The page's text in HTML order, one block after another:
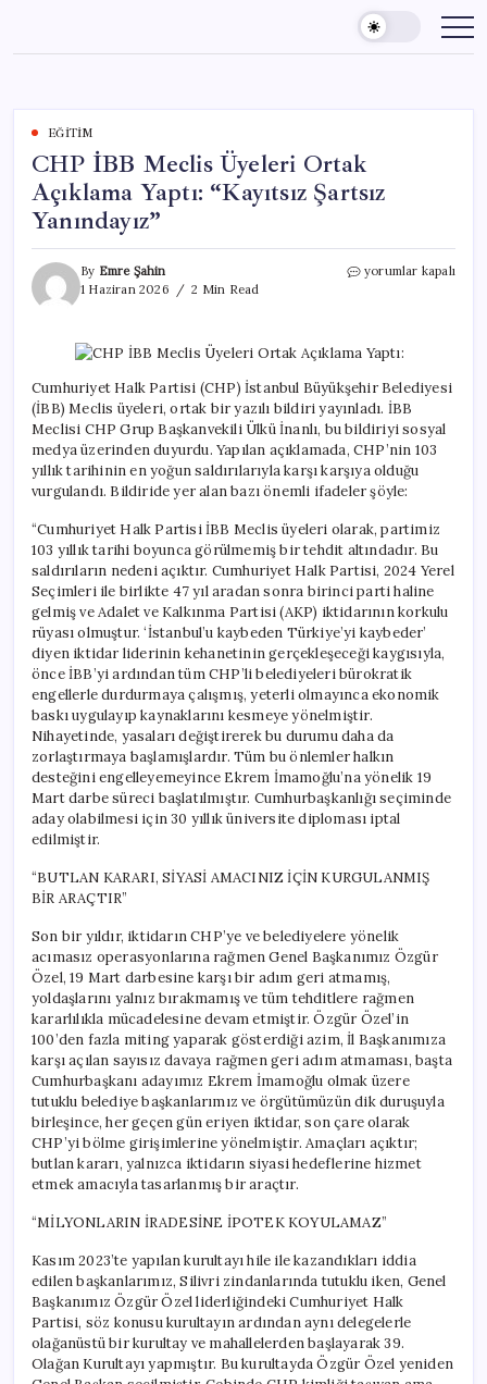
content
EĞITIM
CHP İBB Meclis Üyeleri Ortak
Açıklama Yaptı: “Kayıtsız Şartsız
Yanındayız”
By Emre Şahin
1 Haziran 2026
2 Min Read
CHP
Açıklama
Yaptı:
“Kayıtsız
Şartsız
Yanındayız”
için
yorumlar kapalı
Cumhuriyet Halk Partisi (CHP) İstanbul Büyükşehir Belediyesi
(İBB) Meclis üyeleri, ortak bir yazılı bildiri yayınladı. İBB
Meclisi CHP Grup Başkanvekili Ülkü İnanlı, bu bildiriyi sosyal
medya üzerinden duyurdu. Yapılan açıklamada, CHP’nin 103
yıllık tarihinin en yoğun saldırılarıyla karşı karşıya olduğu
vurgulandı. Bildiride yer alan bazı önemli ifadeler şöyle:
“Cumhuriyet Halk Partisi İBB Meclis üyeleri olarak, partimiz
103 yıllık tarihi boyunca görülmemiş bir tehdit altındadır. Bu
saldırıların nedeni açıktır. Cumhuriyet Halk Partisi, 2024 Yerel
Seçimleri ile birlikte 47 yıl aradan sonra birinci parti haline
gelmiş ve Adalet ve Kalkınma Partisi (AKP) iktidarının korkulu
rüyası olmuştur. ‘İstanbul’u kaybeden Türkiye’yi kaybeder’
diyen iktidar liderinin kehanetinin gerçekleşeceği kaygısıyla,
önce İBB’yi ardından tüm CHP’li belediyeleri bürokratik
engellerle durdurmaya çalışmış, yeterli olmayınca ekonomik
baskı uygulayıp kaynaklarını kesmeye yönelmiştir.
Nihayetinde, yasaları değiştirerek bu durumu daha da
zorlaştırmaya başlamışlardır. Tüm bu önlemler halkın
desteğini engelleyemeyince Ekrem İmamoğlu’na yönelik 19
Mart darbe süreci başlatılmıştır. Cumhurbaşkanlığı seçiminde
aday olabilmesi için 30 yıllık üniversite diploması iptal
edilmiştir.
“BUTLAN KARARI, SİYASİ AMACINIZ İÇİN KURGULANMIŞ
BİR ARAÇTIR”
Son bir yıldır, iktidarın CHP’ye ve belediyelere yönelik
acımasız operasyonlarına rağmen Genel Başkanımız Özgür
Özel, 19 Mart darbesine karşı bir adım geri atmamış,
yoldaşlarını yalnız bırakmamış ve tüm tehditlere rağmen
kararlılıkla mücadelesine devam etmiştir. Özgür Özel’in
100’den fazla miting yaparak gösterdiği azim, İl Başkanımıza
karşı açılan sayısız davaya rağmen geri adım atmaması, başta
Cumhurbaşkanı adayımız Ekrem İmamoğlu olmak üzere
tutuklu belediye başkanlarımız ve örgütümüzün dik duruşuyla
birleşince, her geçen gün eriyen iktidar, son çare olarak
CHP’yi bölme girişimlerine yönelmiştir. Amaçları açıktır;
butlan kararı, yalnızca iktidarın siyasi hedeflerine hizmet
etmek amacıyla tasarlanmış bir araçtır.
“MİLYONLARIN İRADESİNE İPOTEK KOYULAMAZ”
Kasım 2023’te yapılan kurultayı hile ile kazandıkları iddia
edilen başkanlarımız, Silivri zindanlarında tutuklu iken, Genel
Başkanımız Özgür Özel liderliğindeki Cumhuriyet Halk
Partisi, söz konusu kurultayın ardından aynı delegelerle
olağanüstü bir kurultay ve mahallelerden başlayarak 39.
Olağan Kurultayı yapmıştır. Bu kurultayda Özgür Özel yeniden